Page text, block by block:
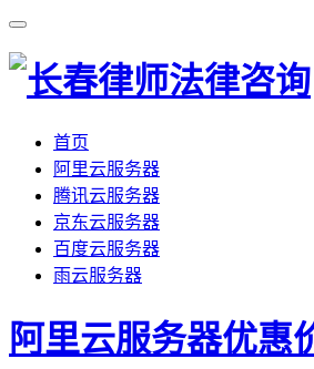
首页
阿里云服务器
腾讯云服务器
京东云服务器
百度云服务器
雨云服务器
阿里云服务器优惠